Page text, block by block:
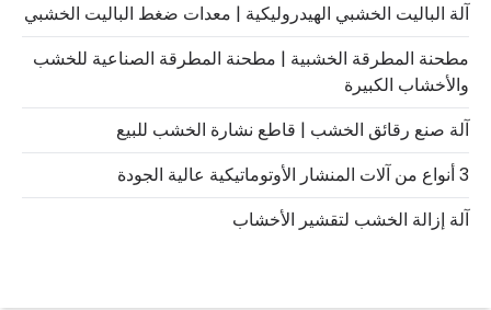
آلة الباليت الخشبي الهيدروليكية | معدات ضغط الباليت الخشبي
مطحنة المطرقة الخشبية | مطحنة المطرقة الصناعية للخشب
والأخشاب الكبيرة
آلة صنع رقائق الخشب | قاطع نشارة الخشب للبيع
3 أنواع من آلات المنشار الأوتوماتيكية عالية الجودة
آلة إزالة الخشب لتقشير الأخشاب